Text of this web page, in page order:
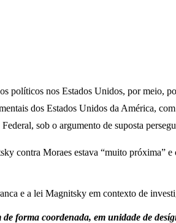
nos Estados Unidos, por meio,
dos Estados Unidos da América,
sob o argumento de suposta
contra Moraes estava “muito próxima”
forma coordenada, em unidade de